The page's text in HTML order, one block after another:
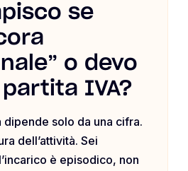
se
o devo
IVA?
dipende solo da una cifra.
dell’attività. Sei
è episodico, non